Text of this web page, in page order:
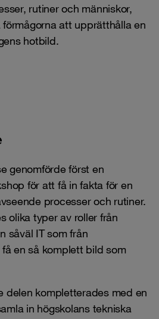
rutiner och människor,
att upprätthålla en
hotbild.
genomförde först en
för att få in fakta för en
processer och rutiner.
olika typer av roller från
såväl IT som från
en så komplett bild som
delen kompletterades med en
in högskolans tekniska